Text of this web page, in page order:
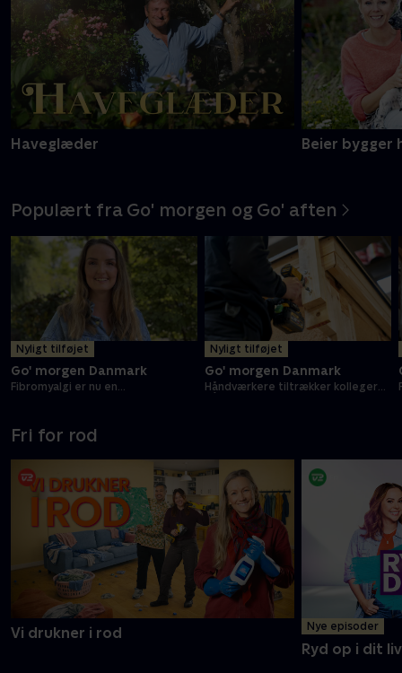
Haveglæder Beier bygger
Populært fra Go' morgen og Go' aften
Nyligt tilføjet
Go' morgen Danmark
Fibromyalgi er nu en
Nyligt tilføjet
Go' morgen Danmark
Håndværkere tiltrækker kolleger
Fri for rod
Vi drukner i rod Nye episoder
Ryd op i dit liv